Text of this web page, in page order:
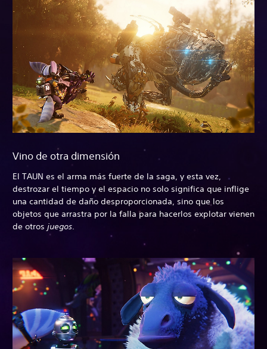
Vino de otra dimensión
El TAUN es el arma más fuerte de la saga, y esta vez,
destrozar el tiempo y el espacio no solo significa que inflige
una cantidad de daño desproporcionada, sino que los
objetos que arrastra por la falla para hacerlos explotar vienen
de otros juegos.